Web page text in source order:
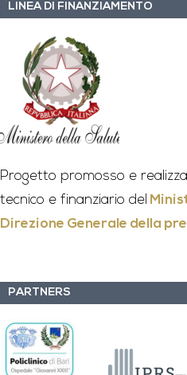
LINEA DI FINANZIAMENTO
Progetto promosso e
tecnico e finanziario del
Direzione Generale della
PARTNERS